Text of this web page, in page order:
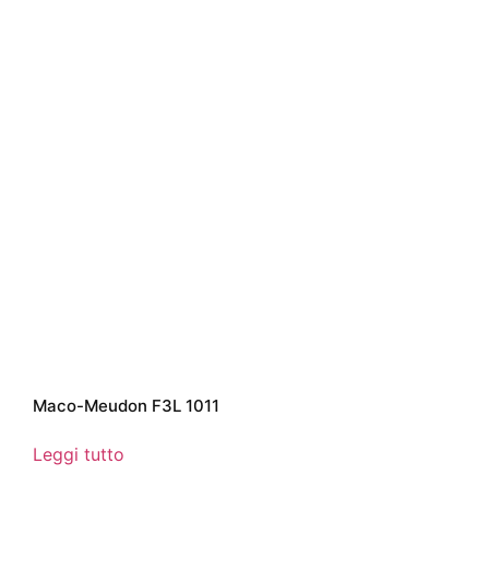
Maco-Meudon F3L 1011
Leggi tutto